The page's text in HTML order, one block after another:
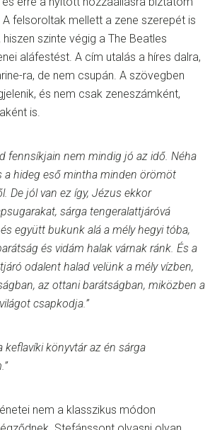
felsoroltak mellett a zene szerepét is
szinte végig a The Beatles
aláfestést. A cím utalás a híres dalra,
ra, de nem csupán. A szövegben
és nem csak zeneszámként,
is.
fennsíkjain nem mindig jó az idő. Néha
a hideg eső mintha minden örömöt
De jól van ez így, Jézus ekkor
sárga tengeralattjáróvá
együtt bukunk alá a mély hegyi tóba,
és vidám halak várnak ránk. És a
odalent halad velünk a mély vízben,
az ottani barátságban, miközben a
csapkodja.”
keflavíki könyvtár az én sárga
nem a klasszikus módon